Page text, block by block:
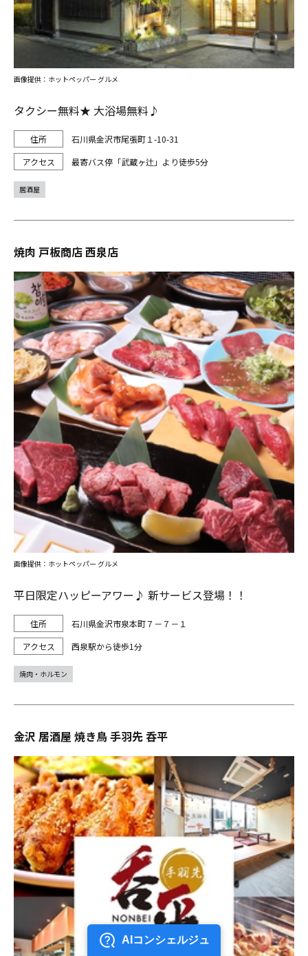
タクシー無料★ 大浴場無料♪
石川県金沢市尾張町１-10-31
最寄バス停「武蔵ヶ辻」より徒歩5分
画像提供：ホットペッパー グルメ
居酒屋
焼肉 戸板商店 西泉店
平日限定ハッピーアワー♪ 新サービス登場！！
石川県金沢市泉本町７－７－１
西泉駅から徒歩1分
画像提供：ホットペッパー グルメ
焼肉・ホルモン
金沢 居酒屋 焼き鳥 手羽先 呑平